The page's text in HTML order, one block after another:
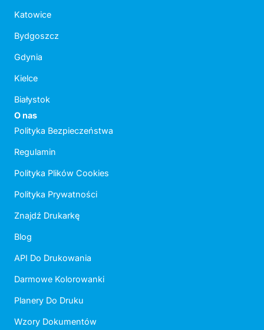
Katowice
Bydgoszcz
Gdynia
Kielce
Białystok
O nas
Polityka Bezpieczeństwa
Regulamin
Polityka Plików Cookies
Polityka Prywatności
Znajdź Drukarkę
Blog
API Do Drukowania
Darmowe Kolorowanki
Planery Do Druku
Wzory Dokumentów